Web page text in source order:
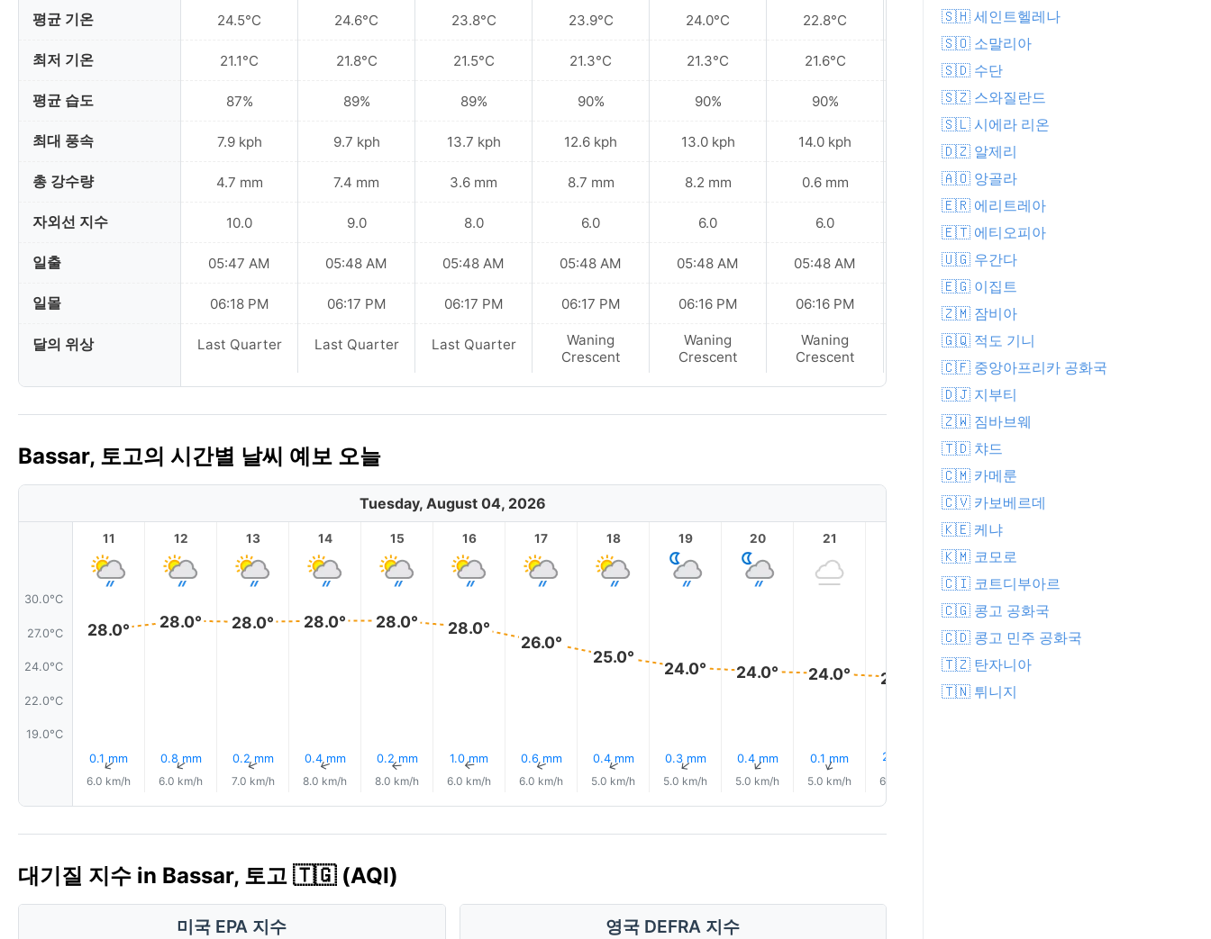
평균 기온
최저 기온
평균 습도
최대 풍속
총 강수량
자외선 지수
일출
일몰
달의 위상
24.5°C
21.1°C
87%
7.9 kph
4.7 mm
10.0
05:47 AM
06:18 PM
Last Quarter
24.6°C
21.8°C
89%
9.7 kph
7.4 mm
9.0
05:48 AM
06:17 PM
Last Quarter
23.8°C
21.5°C
89%
13.7 kph
3.6 mm
8.0
05:48 AM
06:17 PM
Last Quarter
23.9°C
21.3°C
90%
12.6 kph
8.7 mm
6.0
05:48 AM
06:17 PM
Waning
Crescent
24.0°C
21.3°C
90%
13.0 kph
8.2 mm
6.0
05:48 AM
06:16 PM
Waning
Crescent
22.8°C
21.6°C
90%
14.0 kph
0.6 mm
6.0
05:48 AM
06:16 PM
Waning
Crescent
23.3°C
21.2°C
87%
13.3 kph
0.2 mm
6.0
05:48 AM
06:16 PM
New Moon
Bassar, 토고의 시간별 날씨 예보 오늘
Tuesday, August 04, 2026
30.0°C
27.0°C
24.0°C
22.0°C
19.0°C
11
28.0°
0.1 mm
↑
6.0 km/h
12
28.0°
0.8 mm
↑
6.0 km/h
13
28.0°
0.2 mm
↑
7.0 km/h
14
28.0°
0.4 mm
↑
8.0 km/h
15
28.0°
0.2 mm
↑
8.0 km/h
16
28.0°
1.0 mm
↑
6.0 km/h
17
26.0°
0.6 mm
↑
6.0 km/h
18
25.0°
0.4 mm
↑
5.0 km/h
19
24.0°
0.3 mm
↑
5.0 km/h
20
24.0°
0.4 mm
↑
5.0 km/h
21
24.0°
0.1 mm
↑
5.0 km/h
24.0°
22% 비
6.0 km/h
23
23.0°
대기질 지수 in Bassar, 토고 🇹🇬 (AQI)
미국 EPA 지수 영국 DEFRA 지수
🇸🇭 세인트헬레나
🇸🇴 소말리아
🇸🇩 수단
🇸🇿 스와질란드
🇸🇱 시에라 리온
🇩🇿 알제리
🇦🇴 앙골라
🇪🇷 에리트레아
🇪🇹 에티오피아
🇺🇬 우간다
🇪🇬 이집트
🇿🇲 잠비아
🇬🇶 적도 기니
🇨🇫 중앙아프리카 공화국
🇩🇯 지부티
🇿🇼 짐바브웨
🇹🇩 챠드
🇨🇲 카메룬
🇨🇻 카보베르데
🇰🇪 케냐
🇰🇲 코모로
🇨🇮 코트디부아르
🇨🇬 콩고 공화국
🇨🇩 콩고 민주 공화국
🇹🇿 탄자니아
🇹🇳 튀니지